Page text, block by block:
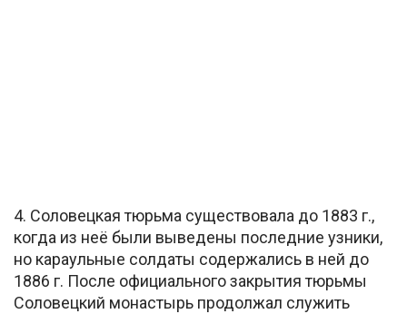
4. Соловецкая тюрьма существовала до 1883 г.,
когда из неё были выведены последние узники,
но караульные солдаты содержались в ней до
1886 г. После официального закрытия тюрьмы
Соловецкий монастырь продолжал служить